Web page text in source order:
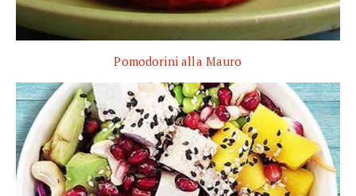
Pomodorini alla Mauro